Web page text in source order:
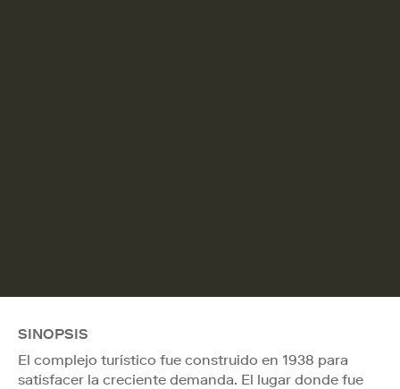
SINOPSIS
El complejo turístico fue construido en 1938 para
satisfacer la creciente demanda. El lugar donde fue